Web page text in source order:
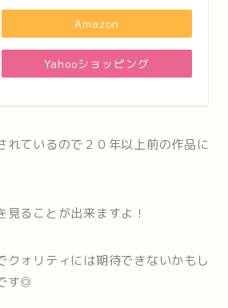
Amazon
Yahooショッピング
れているので２０年以上前の作品に
見ることが出来ますよ！
クォリティには期待できないかもし
す◎